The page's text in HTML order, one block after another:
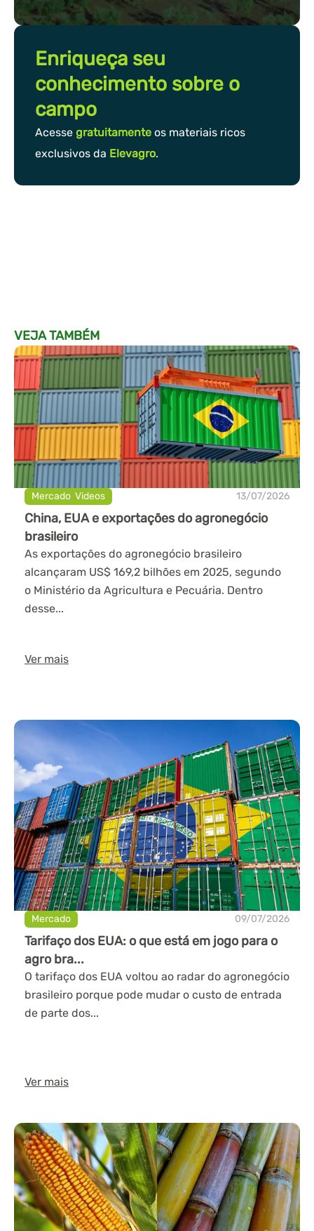
Enriqueça seu
conhecimento sobre o
campo
Acesse gratuitamente os materiais ricos
exclusivos da Elevagro.
VEJA TAMBÉM
Mercado,Videos 13/07/2026
China, EUA e exportações do agronegócio
brasileiro
As exportações do agronegócio brasileiro
alcançaram US$ 169,2 bilhões em 2025, segundo
o Ministério da Agricultura e Pecuária. Dentro
desse...
Ver mais
Mercado 09/07/2026
Tarifaço dos EUA: o que está em jogo para o
agro bra...
O tarifaço dos EUA voltou ao radar do agronegócio
brasileiro porque pode mudar o custo de entrada
de parte dos...
Ver mais